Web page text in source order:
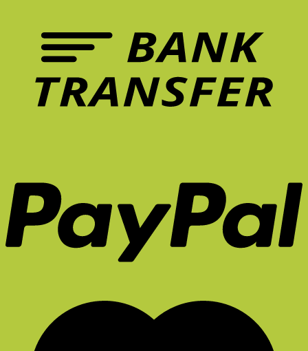
ควร
หน้า
ร้อน
ระยะ
ยาว
ไหม?